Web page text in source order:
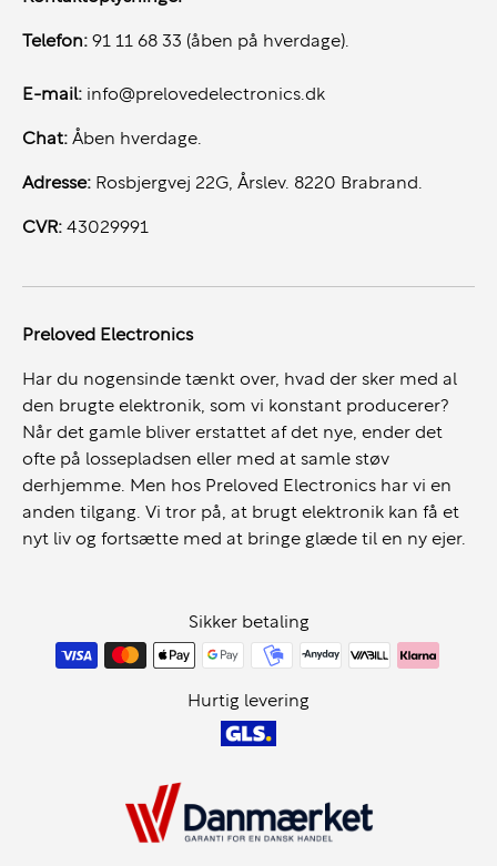
Telefon: 91 11 68 33 (åben på hverdage).
E-mail: info@prelovedelectronics.dk
Chat: Åben hverdage.
Adresse: Rosbjergvej 22G, Årslev. 8220 Brabrand.
CVR: 43029991
Preloved Electronics
Har du nogensinde tænkt over, hvad der sker med al
den brugte elektronik, som vi konstant producerer?
Når det gamle bliver erstattet af det nye, ender det
ofte på lossepladsen eller med at samle støv
derhjemme. Men hos Preloved Electronics har vi en
anden tilgang. Vi tror på, at brugt elektronik kan få et
nyt liv og fortsætte med at bringe glæde til en ny ejer.
Sikker betaling
Hurtig levering